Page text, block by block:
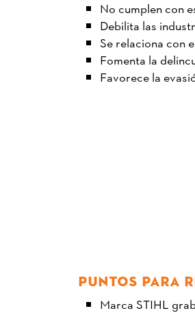
No cumplen con
Debilita las
Se relaciona con
Fomenta la
Favorece la
PUNTOS PARA
Marca STIHL